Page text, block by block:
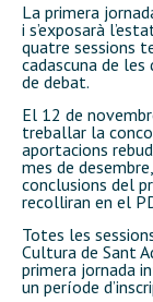
La primera
i s’exposarà
quatre sessions
cadascuna de
de debat.
El 12 de
treballar la
aportacions
mes de
conclusions del
recolliran en el
Totes les
Cultura de Sant
primera jornada
un període